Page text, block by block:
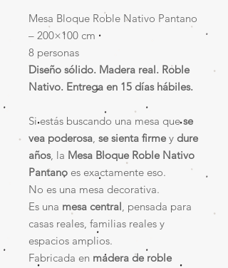
Mesa Bloque Roble Nativo Pantano
– 200×100 cm
8 personas
Diseño sólido. Madera real. Roble
Nativo. Entrega en 15 días hábiles.
Si estás buscando una mesa quese
vea poderosa se sienta firme y dure
años, la Mesa Bloque Roble Nativo
Pantano es exactamente eso.
No es una mesa decorativa.
Es una mesa central , pensada para
casas reales, familias reales y
espacios amplios.
Fabricada en madera de roble